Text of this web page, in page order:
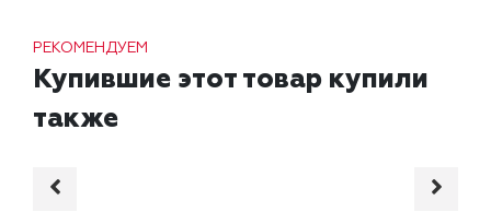
РЕКОМЕНДУЕМ
Купившие этот товар купили
также